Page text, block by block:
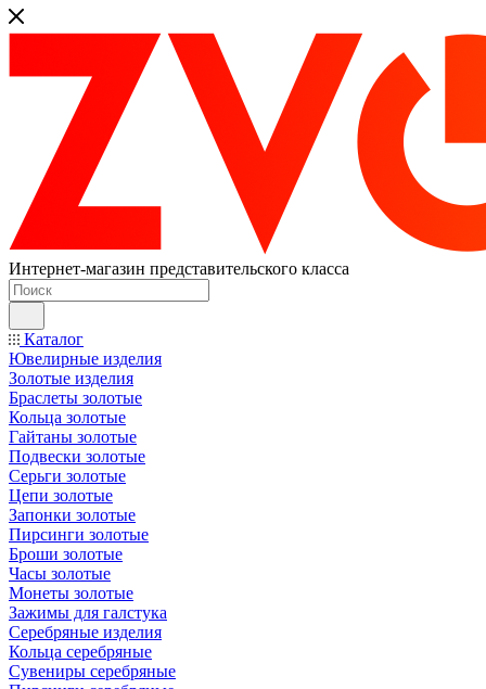
Интернет-магазин представительского класса
Каталог
Ювелирные изделия
Золотые изделия
Браслеты золотые
Кольца золотые
Гайтаны золотые
Подвески золотые
Серьги золотые
Цепи золотые
Запонки золотые
Пирсинги золотые
Броши золотые
Часы золотые
Монеты золотые
Зажимы для галстука
Серебряные изделия
Кольца серебряные
Сувениры серебряные